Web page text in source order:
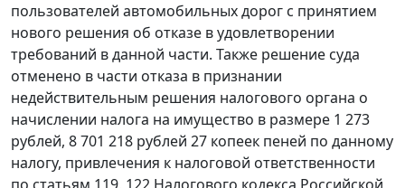
пользователей автомобильных дорог с принятием
нового решения об отказе в удовлетворении
требований в данной части. Также решение суда
отменено в части отказа в признании
недействительным решения налогового органа о
начислении налога на имущество в размере 1 273
рублей, 8 701 218 рублей 27 копеек пеней по данному
налогу, привлечения к налоговой ответственности